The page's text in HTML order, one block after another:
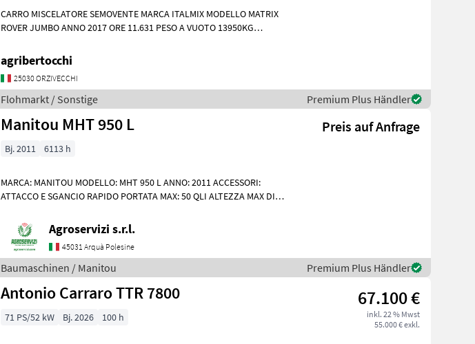
CARRO MISCELATORE SEMOVENTE MARCA ITALMIX MODELLO MATRIX
ROVER JUMBO ANNO 2017 ORE 11.631 PESO A VUOTO 13950KG
agribertocchi
25030 ORZIVECCHI
Flohmarkt / Sonstige Premium Plus Händler
Manitou MHT 950 L Preis auf Anfrage
Bj. 2011 6113 h
MARCA: MANITOU MODELLO: MHT 950 L ANNO: 2011 ACCESSORI:
ATTACCO E SGANCIO RAPIDO PORTATA MAX: 50 QLI ALTEZZA MAX DI
Agroservizi s.r.l.
45031 Arquà Polesine
Baumaschinen / Manitou Premium Plus Händler
Antonio Carraro TTR 7800 67.100 €
inkl. 22 % Mwst
55.000 € exkl.
71 PS/52 kW Bj. 2026 100 h